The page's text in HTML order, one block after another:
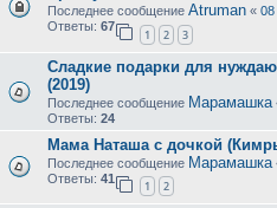
Последнее сообщение Atruman « 08
Ответы: 67
1 2 3
Сладкие подарки для
(2019)
Последнее сообщение Марамашка
Ответы: 24
Мама Наташа с дочкой
Последнее сообщение Марамашка
Ответы: 41
1 2